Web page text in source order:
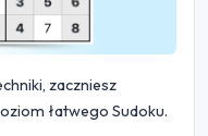
zaczniesz
łatwego Sudoku.